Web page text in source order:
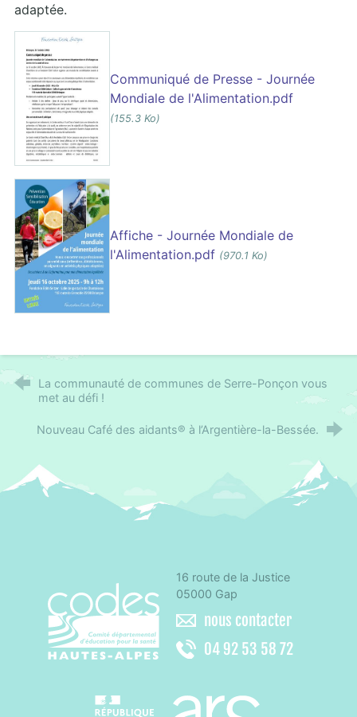
adaptée.
Communiqué de Presse - Journée
Mondiale de l'Alimentation.pdf
(155.3 Ko)
Affiche - Journée Mondiale de
l'Alimentation.pdf (970.1 Ko)
La communauté de communes de Serre-Ponçon vous
met au défi !
Nouveau Café des aidants® à l’Argentière-la-Bessée.
CoDES 05 - Comité départemental
16 route de la Justice
05000 Gap
nous contacter
04 92 53 58 72
Agence régionale de santé Paca